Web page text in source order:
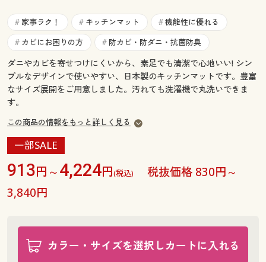
サポート
ご利用ガイド
よくある質問とお問い合わせ
よくある質問とお問い合わせ
# 家事ラク！ # キッチンマット # 機能性に優れる
# カビにお困りの方 # 防カビ・防ダニ・抗菌防臭
ダニやカビを寄せつけにくいから、素足でも清潔で心地いい! シン
プルなデザインで使いやすい、日本製のキッチンマットです。豊富
なサイズ展開をご用意しました。汚れても洗濯機で丸洗いできま
す。
この商品の情報をもっと詳しく見る
一部SALE
913円～4,224円(税込)
税抜価格 830円～
3,840円
カラー・サイズを選択しカートに入れる